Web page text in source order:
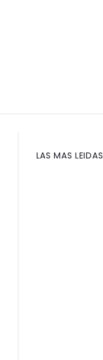
LAS MAS LEIDAS